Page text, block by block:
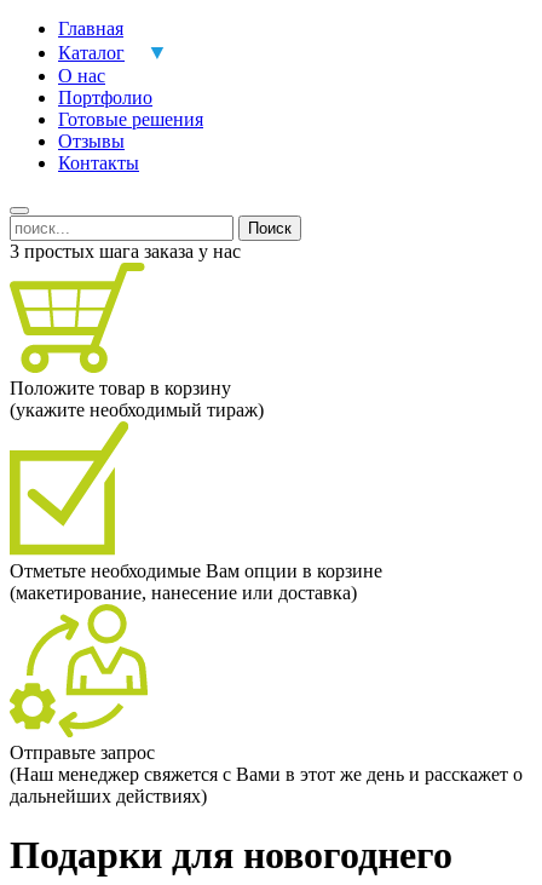
Главная
Каталог
О нас
Портфолио
Готовые решения
Отзывы
Контакты
Поиск
3 простых шага заказа у нас
Положите товар в корзину
(укажите необходимый тираж)
Отметьте необходимые Вам опции в корзине
(макетирование, нанесение или доставка)
Отправьте запрос
(Наш менеджер свяжется с Вами в этот же день и расскажет о
дальнейших действиях)
Подарки для новогоднего